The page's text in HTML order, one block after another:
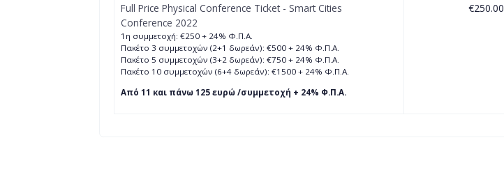
Full Price Physical Conference Ticket - Smart Cities
Conference 2022
1η συμμετοχή: €250 + 24% Φ.Π.Α.
Πακέτο 3 συμμετοχών (2+1 δωρεάν): €500 + 24% Φ.Π.Α.
Πακέτο 5 συμμετοχών (3+2 δωρεάν): €750 + 24% Φ.Π.Α.
Πακέτο 10 συμμετοχών (6+4 δωρεάν): €1500 + 24% Φ.Π.Α.
Από 11 και πάνω 125 ευρώ /συμμετοχή + 24% Φ.Π.Α.
€250.00